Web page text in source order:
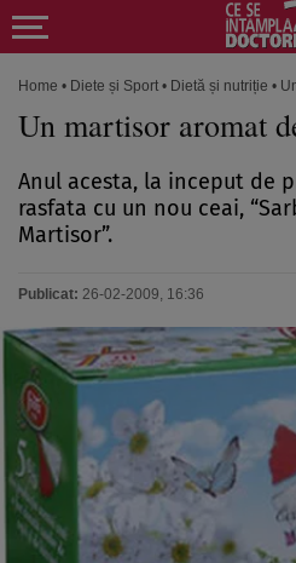
Home • Diete și Sport • Dietă și nutriție •
Un martisor aromat
Anul acesta, la inceput de
rasfata cu un nou ceai,
Martisor”.
Publicat: 26-02-2009, 16:36